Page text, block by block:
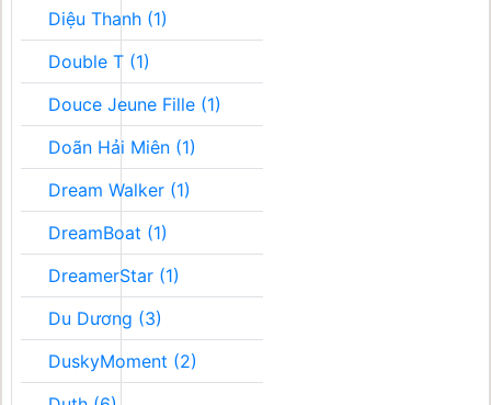
Diệu Thanh (1)
Double T (1)
Douce Jeune Fille (1)
Doãn Hải Miên (1)
Dream Walker (1)
DreamBoat (1)
DreamerStar (1)
Du Dương (3)
DuskyMoment (2)